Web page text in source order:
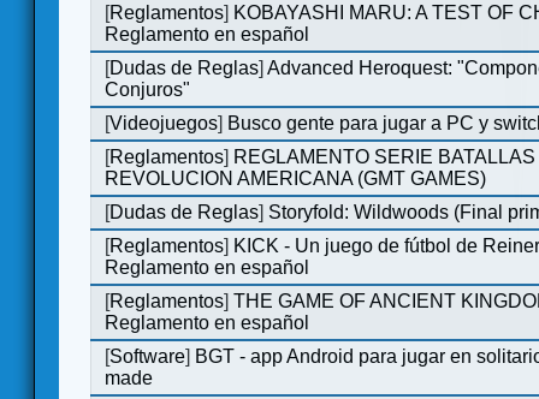
[Reglamentos] KOBAYASHI MARU: A TEST OF
Reglamento en español
[Dudas de Reglas]Advanced Heroquest:
Conjuros"
[Videojuegos] Busco gente para jugar a PC y
[Reglamentos] REGLAMENTO SERIE
REVOLUCION AMERICANA (GMT GAMES)
[Dudas de Reglas] Storyfold: Wildwoods (Final
[Reglamentos] KICK - Un juego de fútbol de
Reglamento en español
[Reglamentos]THE GAME OF ANCIENT
Reglamento en español
[Software] BGT - app Android para jugar en
made